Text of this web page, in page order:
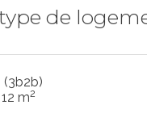
de
(3b2b)
12 m2